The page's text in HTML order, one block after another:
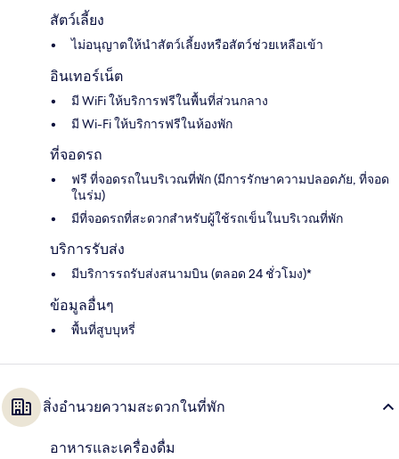
สัตว์เลี้ยง
ไม่อนุญาตให้นำสัตว์เลี้ยงหรือสัตว์ช่วยเหลือเข้า
อินเทอร์เน็ต
มี WiFi ให้บริการฟรีในพื้นที่ส่วนกลาง
มี Wi-Fi ให้บริการฟรีในห้องพัก
ที่จอดรถ
ฟรี ที่จอดรถในบริเวณที่พัก (มีการรักษาความปลอดภัย, ที่จอด
ในร่ม)
มีที่จอดรถที่สะดวกสำหรับผู้ใช้รถเข็นในบริเวณที่พัก
บริการรับส่ง
มีบริการรถรับส่งสนามบิน (ตลอด 24 ชั่วโมง)*
ข้อมูลอื่นๆ
พื้นที่สูบบุหรี่
สิ่งอำนวยความสะดวกในที่พัก
อาหารและเครื่องดื่ม